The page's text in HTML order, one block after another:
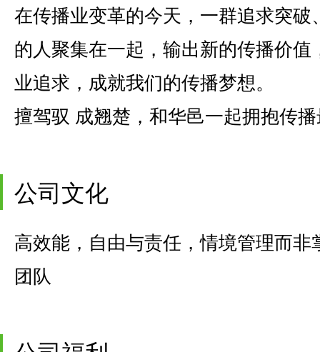
在传播业变革的今天，一群追求突
的人聚集在一起，输出新的传播价
业追求，成就我们的传播梦想。
擅驾驭 成翘楚，和华邑一起拥抱传
公司文化
高效能，自由与责任，情境管理而
团队